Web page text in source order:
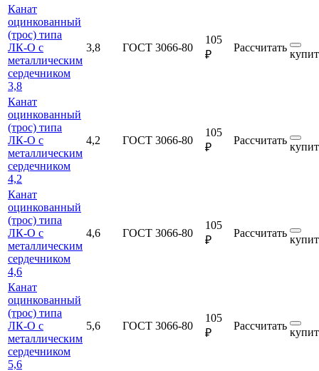
Канат
оцинкованный
(трос) типа
ЛК-О с
металлическим
сердечником
3,8
3,8 ГОСТ 3066-80
105
₽
Рассчитать
Канат
оцинкованный
(трос) типа
ЛК-О с
металлическим
сердечником
4,2
4,2 ГОСТ 3066-80
105
₽
Рассчитать
Канат
оцинкованный
(трос) типа
ЛК-О с
металлическим
сердечником
4,6
4,6 ГОСТ 3066-80
105
₽
Рассчитать
Канат
оцинкованный
(трос) типа
ЛК-О с
металлическим
сердечником
5,6
5,6 ГОСТ 3066-80
105
₽
Рассчитать